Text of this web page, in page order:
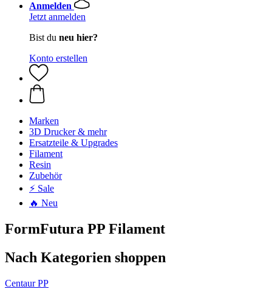
Anmelden
Jetzt anmelden
Bist du neu hier?
Konto erstellen
Marken
3D Drucker & mehr
Ersatzteile & Upgrades
Filament
Resin
Zubehör
⚡ Sale
🔥 Neu
FormFutura PP Filament
Nach Kategorien shoppen
Centaur PP